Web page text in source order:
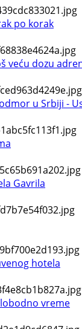
po korak
veću dozu
u Srbiji -
Gavrila
hotela
vreme